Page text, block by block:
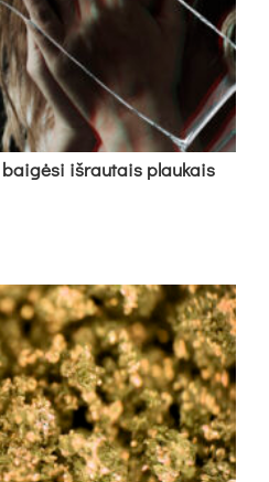
iš­rau­tais plau­kais